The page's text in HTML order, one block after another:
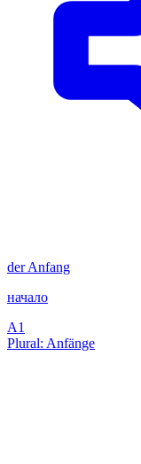
derAnfang
начало
A1
Plural: Anfänge